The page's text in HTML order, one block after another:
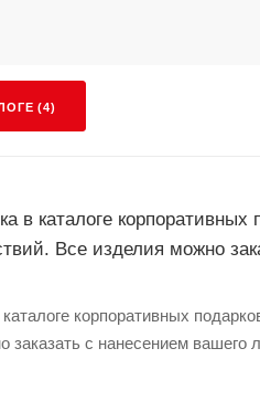
(4)
в каталоге
Все изделия можно
корпоративных
с нанесением вашего